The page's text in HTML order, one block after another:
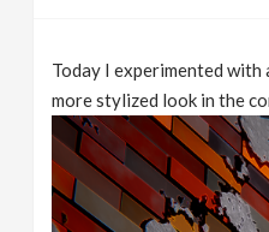
Today I experimented with
more stylized look in the